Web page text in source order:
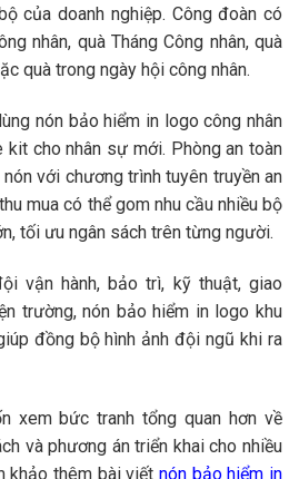
của doanh nghiệp. Công đoàn có
nhân, quà Tháng Công nhân, quà
quà trong ngày hội công nhân.
nón bảo hiểm in logo công nhân
cho nhân sự mới. Phòng an toàn
với chương trình tuyên truyền an
mua có thể gom nhu cầu nhiều bộ
tối ưu ngân sách trên từng người.
vận hành, bảo trì, kỹ thuật, giao
trường, nón bảo hiểm in logo khu
đồng bộ hình ảnh đội ngũ khi ra
xem bức tranh tổng quan hơn về
và phương án triển khai cho nhiều
khảo thêm bài viết nón bảo hiểm in